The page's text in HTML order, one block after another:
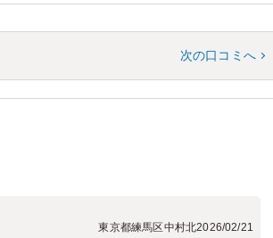
次の口コミへ
東京都練馬区中村北2026/02/21